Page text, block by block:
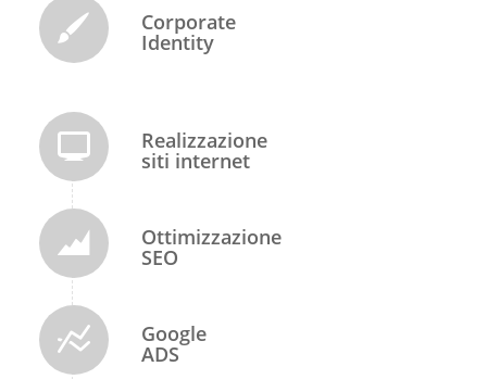
Corporate
Identity
Realizzazione
siti internet
Ottimizzazione
SEO
Google
ADS